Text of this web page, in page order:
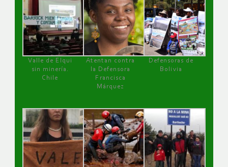
Valle de Elqui
sin minería.
Chile
Atentan contra
la Defensora
Francisca
Márquez
Defensoras de
Bolivia